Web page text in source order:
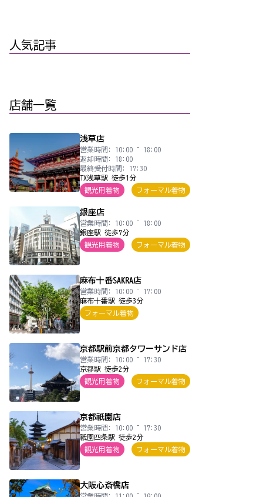
人気記事
店舗一覧
浅草店
営業時間: 10:00 ~ 18:00
返却時間: 18:00
最終受付時間: 17:30
TX浅草駅 徒歩1分
観光用着物
フォーマル着物
銀座店
営業時間: 10:00 ~ 18:00
銀座駅 徒歩7分
観光用着物
フォーマル着物
麻布十番SAKRA店
営業時間: 10:00 ~ 17:00
麻布十番駅 徒歩3分
フォーマル着物
京都駅前京都タワーサンド店
営業時間: 10:00 ~ 17:30
京都駅 徒歩2分
観光用着物
フォーマル着物
京都祇園店
営業時間: 10:00 ~ 17:30
祇園四条駅 徒歩2分
観光用着物
フォーマル着物
大阪心斎橋店